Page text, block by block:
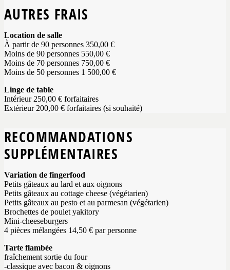
AUTRES FRAIS
Location de salle
À partir de 90 personnes 350,00 €
Moins de 90 personnes 550,00 €
Moins de 70 personnes 750,00 €
Moins de 50 personnes 1 500,00 €
Linge de table
Intérieur 250,00 € forfaitaires
Extérieur 200,00 € forfaitaires (si souhaité)
RECOMMANDATIONS
SUPPLÉMENTAIRES
Variation de fingerfood
Petits gâteaux au lard et aux oignons
Petits gâteaux au cottage cheese (végétarien)
Petits gâteaux au pesto et au parmesan (végétarien)
Brochettes de poulet yakitory
Mini-cheeseburgers
4 pièces mélangées 14,50 € par personne
Tarte flambée
fraîchement sortie du four
-classique avec bacon & oignons